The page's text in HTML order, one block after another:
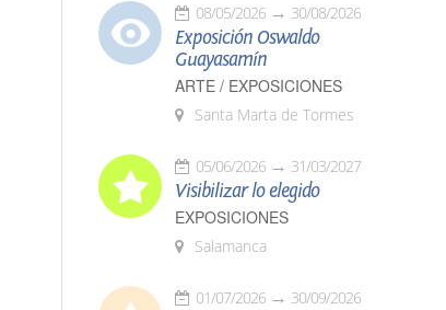
08/05/2026 30/08/2026
Exposición Oswaldo
Guayasamín
ARTE / EXPOSICIONES
Santa Marta de Tormes
05/06/2026 31/03/2027
Visibilizar lo elegido
EXPOSICIONES
Salamanca
01/07/2026 30/09/2026